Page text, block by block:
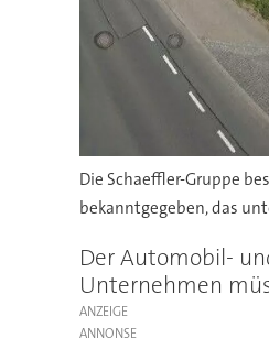
Die Schaeffler-Gruppe
bekanntgegeben, das
Der Automobil-
Unternehmen
ANZEIGE